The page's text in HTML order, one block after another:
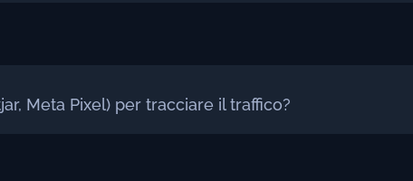
Meta Pixel) per tracciare il traffico?